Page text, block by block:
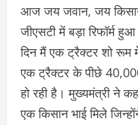
आज जय जवान, जय
जीएसटी में बड़ा रिफॉर्म
दिन मैं एक ट्रैक्टर शो रूम
एक ट्रैक्टर के पीछे
हो रही है। मुख्यमंत्री ने
एक किसान भाई मिले